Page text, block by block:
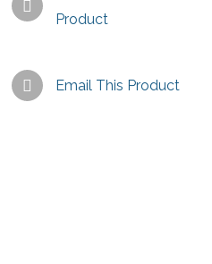
Product
Email This Product